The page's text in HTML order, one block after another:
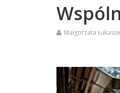
Małgorzata